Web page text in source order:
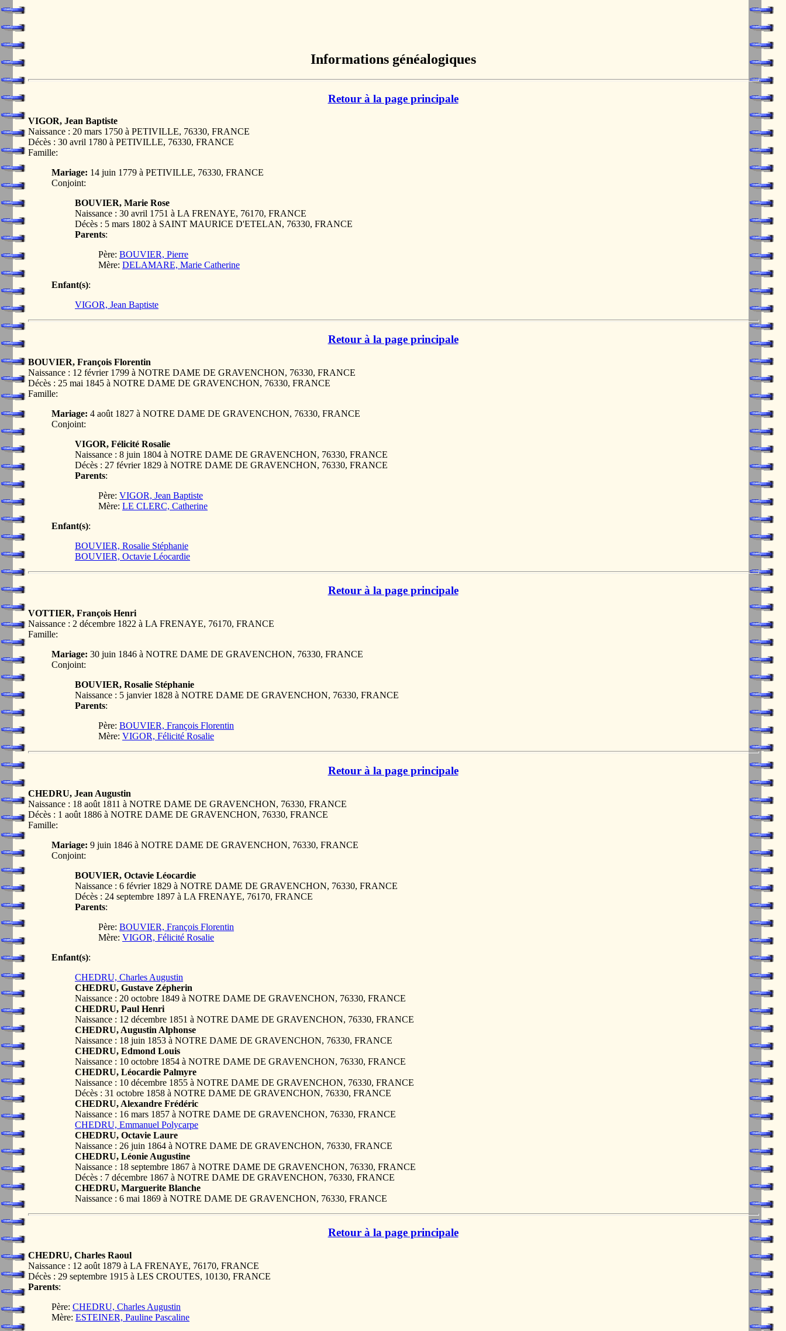
Informations généalogiques
Retour à la page principale
VIGOR, Jean Baptiste
Naissance : 20 mars 1750 à PETIVILLE, 76330, FRANCE
Décès : 30 avril 1780 à PETIVILLE, 76330, FRANCE
Famille:
Mariage: 14 juin 1779 à PETIVILLE, 76330, FRANCE
Conjoint:
BOUVIER, Marie Rose
Naissance : 30 avril 1751 à LA FRENAYE, 76170, FRANCE
Décès : 5 mars 1802 à SAINT MAURICE D'ETELAN, 76330, FRANCE
Parents:
Père: BOUVIER, Pierre
Mère: DELAMARE, Marie Catherine
Enfant(s):
VIGOR, Jean Baptiste
Retour à la page principale
BOUVIER, François Florentin
Naissance : 12 février 1799 à NOTRE DAME DE GRAVENCHON, 76330, FRANCE
Décès : 25 mai 1845 à NOTRE DAME DE GRAVENCHON, 76330, FRANCE
Famille:
Mariage: 4 août 1827 à NOTRE DAME DE GRAVENCHON, 76330, FRANCE
Conjoint:
VIGOR, Félicité Rosalie
Naissance : 8 juin 1804 à NOTRE DAME DE GRAVENCHON, 76330, FRANCE
Décès : 27 février 1829 à NOTRE DAME DE GRAVENCHON, 76330, FRANCE
Parents:
Père: VIGOR, Jean Baptiste
Mère: LE CLERC, Catherine
Enfant(s):
BOUVIER, Rosalie Stéphanie
BOUVIER, Octavie Léocardie
Retour à la page principale
VOTTIER, François Henri
Naissance : 2 décembre 1822 à LA FRENAYE, 76170, FRANCE
Famille:
Mariage: 30 juin 1846 à NOTRE DAME DE GRAVENCHON, 76330, FRANCE
Conjoint:
BOUVIER, Rosalie Stéphanie
Naissance : 5 janvier 1828 à NOTRE DAME DE GRAVENCHON, 76330, FRANCE
Parents:
Père: BOUVIER, François Florentin
Mère: VIGOR, Félicité Rosalie
Retour à la page principale
CHEDRU, Jean Augustin
Naissance : 18 août 1811 à NOTRE DAME DE GRAVENCHON, 76330, FRANCE
Décès : 1 août 1886 à NOTRE DAME DE GRAVENCHON, 76330, FRANCE
Famille:
Mariage: 9 juin 1846 à NOTRE DAME DE GRAVENCHON, 76330, FRANCE
Conjoint:
BOUVIER, Octavie Léocardie
Naissance : 6 février 1829 à NOTRE DAME DE GRAVENCHON, 76330, FRANCE
Décès : 24 septembre 1897 à LA FRENAYE, 76170, FRANCE
Parents:
Père: BOUVIER, François Florentin
Mère: VIGOR, Félicité Rosalie
Enfant(s):
CHEDRU, Charles Augustin
CHEDRU, Gustave Zépherin
Naissance : 20 octobre 1849 à NOTRE DAME DE GRAVENCHON, 76330, FRANCE
CHEDRU, Paul Henri
Naissance : 12 décembre 1851 à NOTRE DAME DE GRAVENCHON, 76330, FRANCE
CHEDRU, Augustin Alphonse
Naissance : 18 juin 1853 à NOTRE DAME DE GRAVENCHON, 76330, FRANCE
CHEDRU, Edmond Louis
Naissance : 10 octobre 1854 à NOTRE DAME DE GRAVENCHON, 76330, FRANCE
CHEDRU, Léocardie Palmyre
Naissance : 10 décembre 1855 à NOTRE DAME DE GRAVENCHON, 76330, FRANCE
Décès : 31 octobre 1858 à NOTRE DAME DE GRAVENCHON, 76330, FRANCE
CHEDRU, Alexandre Frédéric
Naissance : 16 mars 1857 à NOTRE DAME DE GRAVENCHON, 76330, FRANCE
CHEDRU, Emmanuel Polycarpe
CHEDRU, Octavie Laure
Naissance : 26 juin 1864 à NOTRE DAME DE GRAVENCHON, 76330, FRANCE
CHEDRU, Léonie Augustine
Naissance : 18 septembre 1867 à NOTRE DAME DE GRAVENCHON, 76330, FRANCE
Décès : 7 décembre 1867 à NOTRE DAME DE GRAVENCHON, 76330, FRANCE
CHEDRU, Marguerite Blanche
Naissance : 6 mai 1869 à NOTRE DAME DE GRAVENCHON, 76330, FRANCE
Retour à la page principale
CHEDRU, Charles Raoul
Naissance : 12 août 1879 à LA FRENAYE, 76170, FRANCE
Décès : 29 septembre 1915 à LES CROUTES, 10130, FRANCE
Parents:
Père: CHEDRU, Charles Augustin
Mère: ESTEINER, Pauline Pascaline